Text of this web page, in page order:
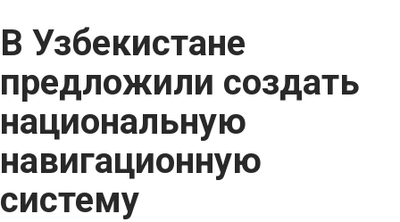
В Узбекистане
предложили создать
национальную
навигационную
систему